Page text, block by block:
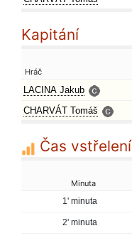
Kapitání
Hráč
LACINA Jakub
CHARVÁT Tomáš
Čas vstřelení
Minuta
1' minuta
2' minuta